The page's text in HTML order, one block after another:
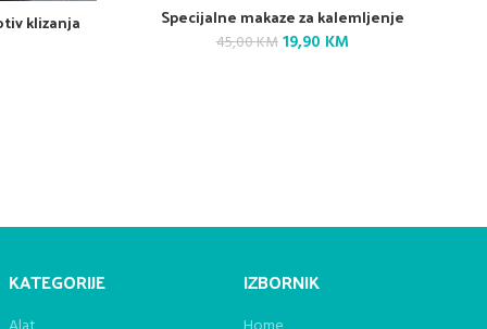
klizanja Specijalne makaze za kalemljenje
45,00KM Original
19,90 KMCurrent
KATEGORIJE IZBORNIK